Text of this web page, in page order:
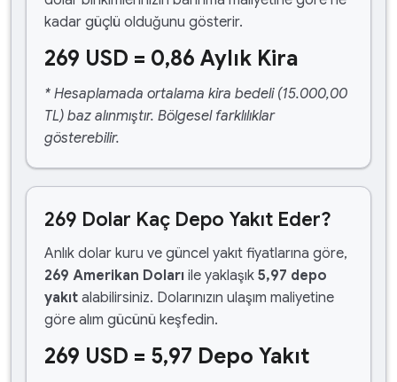
kadar güçlü olduğunu gösterir.
269 USD = 0,86 Aylık Kira
* Hesaplamada ortalama kira bedeli (15.000,00
TL) baz alınmıştır. Bölgesel farklılıklar
gösterebilir.
269 Dolar Kaç Depo Yakıt Eder?
Anlık dolar kuru ve güncel yakıt fiyatlarına göre,
269 Amerikan Doları ile yaklaşık 5,97 depo
yakıt alabilirsiniz. Dolarınızın ulaşım maliyetine
göre alım gücünü keşfedin.
269 USD = 5,97 Depo Yakıt